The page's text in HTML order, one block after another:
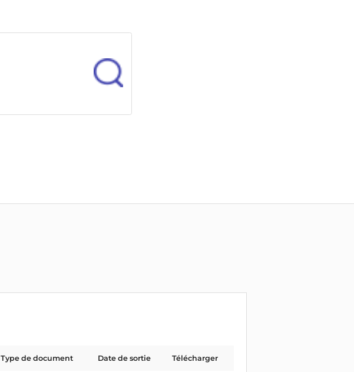
Type de document Date de sortie Télécharger